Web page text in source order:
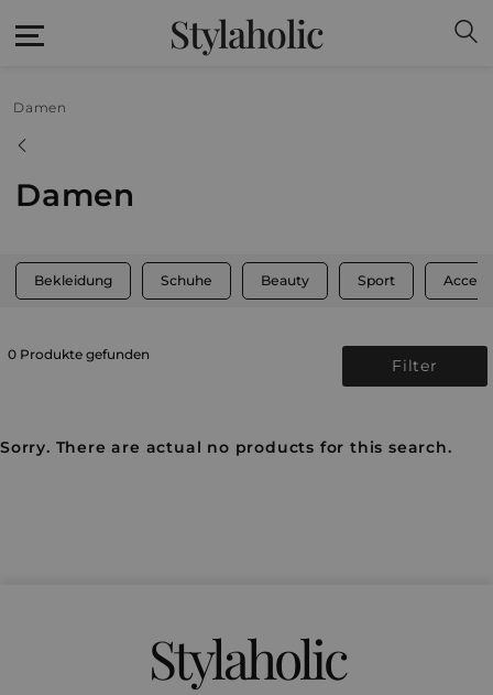
Stylaholic
Damen
Damen
Bekleidung Schuhe Beauty Sport
0 Produkte gefunden
Filter
Sorry. There are actual no products for this search.
Stylaholic